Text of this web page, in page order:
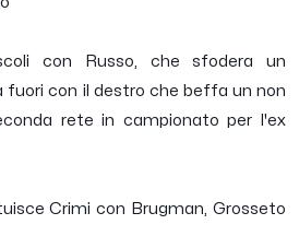
con Russo, che sfodera un
fuori con il destro che beffa un non
rete in campionato per l'ex
Crimi con Brugman, Grosseto